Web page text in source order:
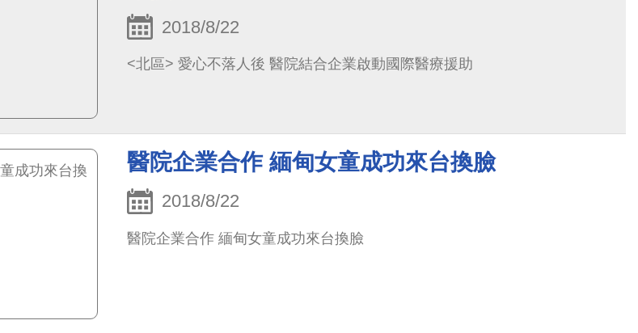
2018/8/22
<北區> 愛心不落人後 醫院結合企業啟動國際醫療援助
醫院企業合作 緬甸女童成功來台換臉
2018/8/22
醫院企業合作 緬甸女童成功來台換臉